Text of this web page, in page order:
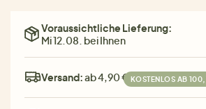
Voraussichtliche Lieferung:
Mi 12.08. bei Ihnen
Versand:ab 4,90 € KOSTENLOS AB